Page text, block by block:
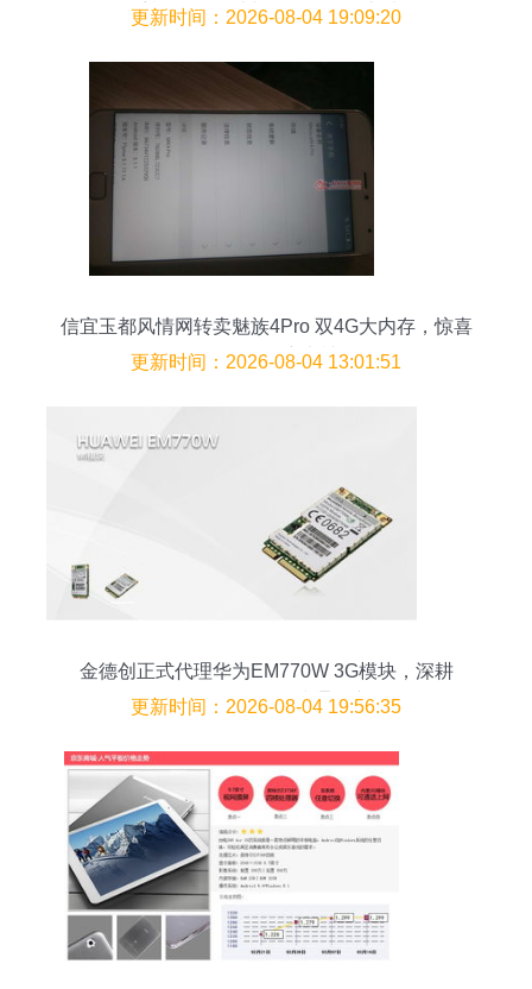
手机图解 设计与性能的均衡之选
更新时间：2026-08-04 19:09:20
信宜玉都风情网转卖魅族4Pro 双4G大内存，惊喜
价550元还送充电神器
更新时间：2026-08-04 13:01:51
金德创正式代理华为EM770W 3G模块，深耕
WCDMA/HSPA无线通信市场
更新时间：2026-08-04 19:56:35